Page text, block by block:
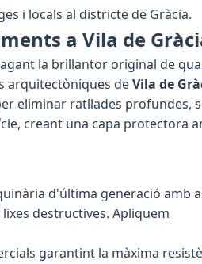
i locals al districte de Gràcia.
a Vila de
la brillantor original de
arquitectòniques deVila de
eliminar ratllades profundes,
creant una capa protectora
d'última generació amb
destructives. Apliquem
garantint la màxima